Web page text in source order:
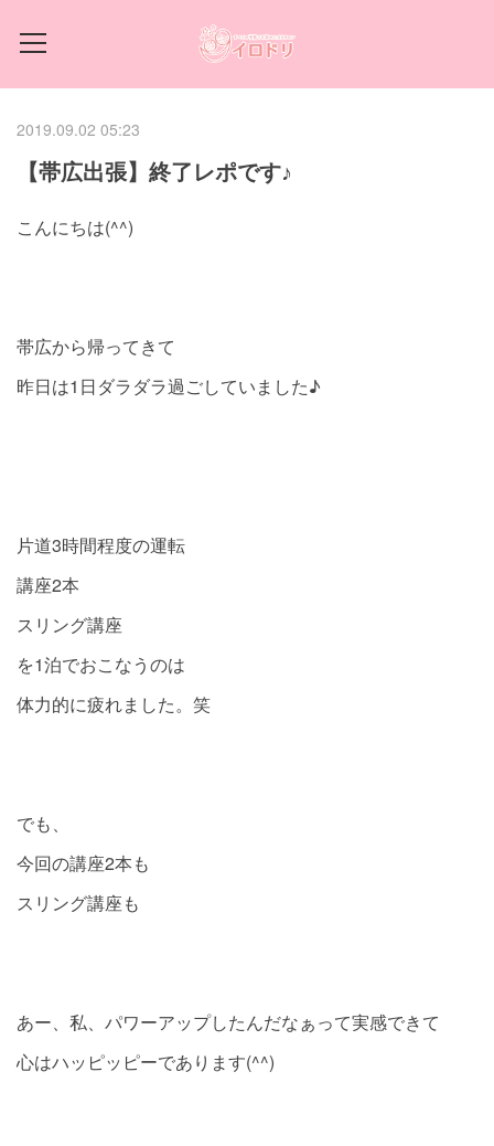
2019.09.02 05:23
【帯広出張】終了レポです♪
こんにちは(^^)
帯広から帰ってきて
昨日は1日ダラダラ過ごしていました♪
片道3時間程度の運転
講座2本
スリング講座
を1泊でおこなうのは
体力的に疲れました。笑
でも、
今回の講座2本も
スリング講座も
あー、私、パワーアップしたんだなぁって実感できて
心はハッピッピーであります(^^)